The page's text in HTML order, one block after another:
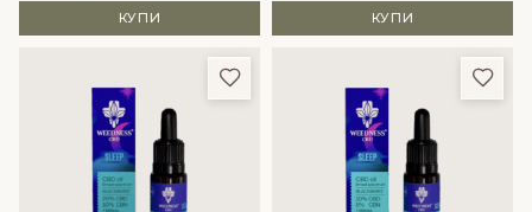
КУПИ КУПИ
Добави в любими